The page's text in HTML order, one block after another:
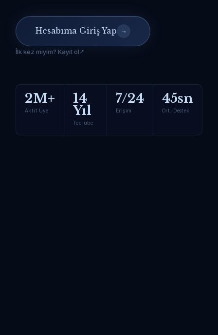
Hesabıma Giriş Yap →
İlk kez miyim? Kayıt ol
2M+
Aktif Üye
14
Yıl
Tecrübe
7/24
Erişim
45sn
Ort. Destek